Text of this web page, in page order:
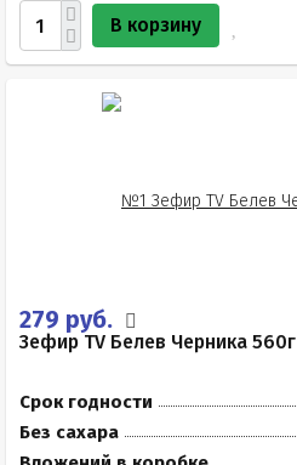
В корзину
279 руб.
Зефир TV Белев Черника 560г
Срок годности
Без сахара